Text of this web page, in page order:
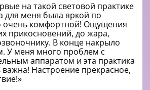
на такой световой практике
для меня была яркой по
комфортной! Ощущения
прикосновений, до жара,
В конце накрыло
У меня много проблем с
аппаратом и эта практика
Настроение прекрасное,